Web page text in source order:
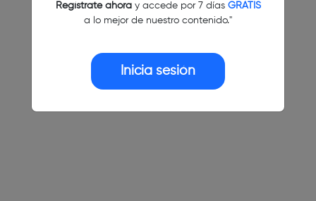
Regístrate ahoray accede por 7 días GRATIS
a lo mejor de nuestro contenido."
Inicia sesión